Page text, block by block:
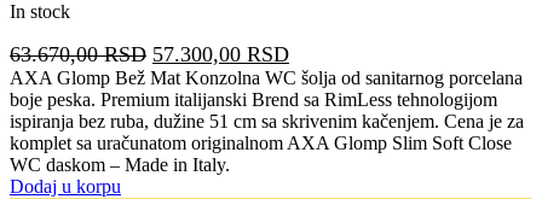
In stock
63.670,00RSD Originalna
cena
je
bila:
63.670,00 RSD.
57.300,00 RSDTrenutna
cena
je:
57.300,00 RSD.
AXA Glomp Bež Mat Konzolna WC šolja od sanitarnog porcelana
boje peska. Premium italijanski Brend sa RimLess tehnologijom
ispiranja bez ruba, dužine 51 cm sa skrivenim kačenjem. Cena je za
komplet sa uračunatom originalnom AXA Glomp Slim Soft Close
WC daskom – Made in Italy.
Dodaj u korpu